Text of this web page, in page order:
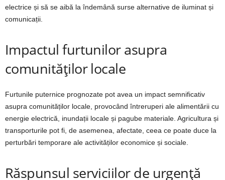
electrice și să se aibă la îndemână surse alternative de iluminat și
comunicații.
Impactul furtunilor asupra
comunităților locale
Furtunile puternice prognozate pot avea un impact semnificativ
asupra comunităților locale, provocând întreruperi ale alimentării cu
energie electrică, inundații locale și pagube materiale. Agricultura și
transporturile pot fi, de asemenea, afectate, ceea ce poate duce la
perturbări temporare ale activităților economice și sociale.
Răspunsul serviciilor de urgență